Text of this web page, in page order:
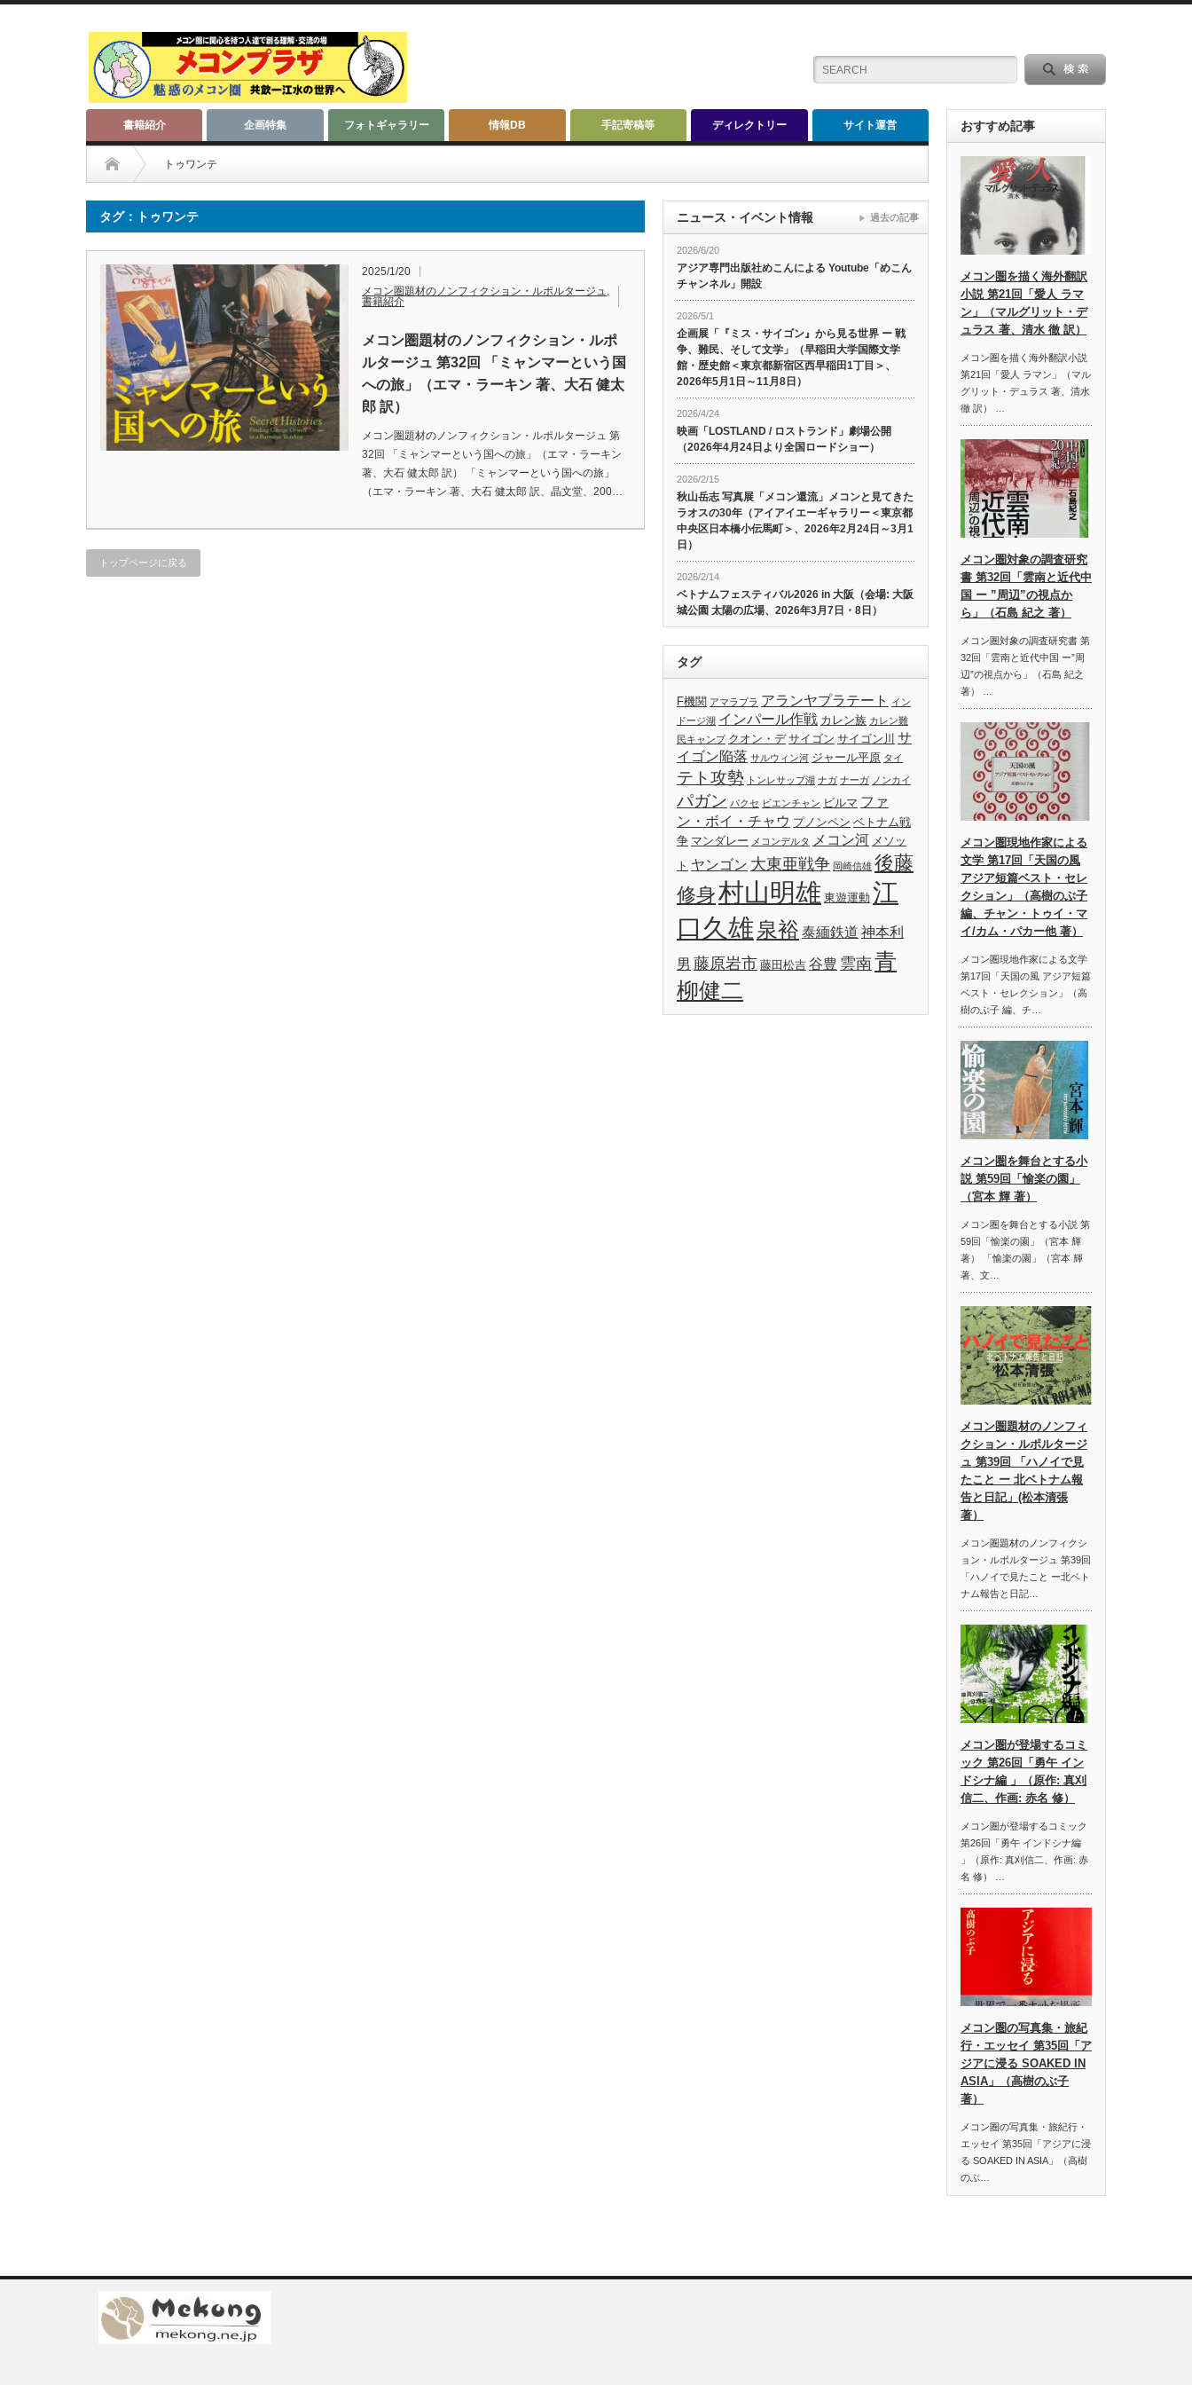
書籍紹介 企画特集 フォトギャラリー 情報DB 手記寄稿等 ディレクトリー サイト運営
トゥワンテ
タグ：トゥワンテ
2025/1/20
メコン圏題材のノンフィクション・ルポルタージュ,
書籍紹介
メコン圏題材のノンフィクション・ルポ
ルタージュ 第32回 「ミャンマーという国
への旅」（エマ・ラーキン 著、大石 健太
郎 訳）
メコン圏題材のノンフィクション・ルポルタージュ 第
32回 「ミャンマーという国への旅」（エマ・ラーキン
著、大石 健太郎 訳） 「ミャンマーという国への旅」
（エマ・ラーキン 著、大石 健太郎 訳、晶文堂、200…
トップページに戻る
ニュース・イベント情報
2026/6/20
アジア専門出版社めこんによる Youtube「めこん
チャンネル」開設
2026/5/1
企画展「『ミス・サイゴン』から見る世界 ー 戦
争、難民、そして文学」（早稲田大学国際文学
館・歴史館＜東京都新宿区西早稲田1丁目＞、
2026年5月1日～11月8日）
2026/4/24
映画「LOSTLAND / ロストランド」劇場公開
（2026年4月24日より全国ロードショー）
2026/2/15
秋山岳志 写真展「メコン還流」メコンと見てきた
ラオスの30年（アイアイエーギャラリー＜東京都
中央区日本橋小伝馬町＞、2026年2月24日～3月1
日）
2026/2/14
ベトナムフェスティバル2026 in 大阪（会場: 大阪
城公園 太陽の広場、2026年3月7日・8日）
過去の記事
タグ
F機関 アマラプラ アランヤプラテート
イン
ドージ湖 インパール作戦 カレン族 カレン難
民キャンプ クオン・デ サイゴン サイゴン川 サ
イゴン陥落 サルウィン河 ジャール平原 タイ
テト攻勢 トンレサップ湖 ナガ ナーガ ノンカイ
パガン パクセ ビエンチャン ビルマ ファ
ン・ボイ・チャウ プノンペン ベトナム戦
争 マンダレー メコンデルタ メコン河 メソッ
ト ヤンゴン 大東亜戦争 岡崎信雄 後藤
修身村山明雄 東遊運動 江
口久雄泉裕 泰緬鉄道 神本利
男 藤原岩市 藤田松吉 谷豊 雲南青
柳健二
おすすめ記事
メコン圏を描く海外翻訳
小説 第21回「愛人 ラマ
ン」（マルグリット・デ
ュラス 著、清水 徹 訳）
メコン圏を描く海外翻訳小説
第21回「愛人 ラマン」（マル
グリット・デュラス 著、清水
徹 訳） …
メコン圏対象の調査研究
書 第32回「雲南と近代中
国 ー ”周辺”の視点か
ら」（石島 紀之 著）
メコン圏対象の調査研究書 第
32回「雲南と近代中国 ー”周
辺”の視点から」（石島 紀之
著） …
メコン圏現地作家による
文学 第17回「天国の風
アジア短篇ベスト・セレ
クション」（高樹のぶ子
編、チャン・トゥイ・マ
イ/カム・パカー他 著）
メコン圏現地作家による文学
第17回「天国の風 アジア短篇
ベスト・セレクション」（高
樹のぶ子 編、チ…
メコン圏を舞台とする小
説 第59回「愉楽の園」
（宮本 輝 著）
メコン圏を舞台とする小説 第
59回「愉楽の園」（宮本 輝
著） 「愉楽の園」（宮本 輝
著、文…
メコン圏題材のノンフィ
クション・ルポルタージ
ュ 第39回 「ハノイで見
たこと ー 北ベトナム報
告と日記」(松本清張
著）
メコン圏題材のノンフィクシ
ョン・ルポルタージュ 第39回
「ハノイで見たこと ー北ベト
ナム報告と日記…
メコン圏が登場するコミ
ック 第26回「勇午 イン
ドシナ編 」（原作: 真刈
信二、作画: 赤名 修）
メコン圏が登場するコミック
第26回「勇午 インドシナ編
」（原作: 真刈信二、作画: 赤
名 修） …
メコン圏の写真集・旅紀
行・エッセイ 第35回「ア
ジアに浸る SOAKED IN
ASIA」（高樹のぶ子
著）
メコン圏の写真集・旅紀行・
エッセイ 第35回「アジアに浸
る SOAKED IN ASIA」（高樹
のぶ…